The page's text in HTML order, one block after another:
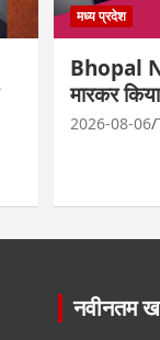
मध्य प्रदेश
Bhopal
मारकर
2026-08-06
नवीनतम